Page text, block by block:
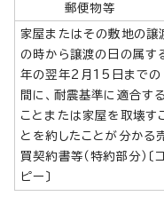
郵便物等
家屋またはその敷地の譲
の時から譲渡の日の属す
年の翌年2月15日までの
間に、耐震基準に適合する
ことまたは家屋を取壊す
とを約したことが分かる
買契約書等（特約部分）〔コ
ピー〕